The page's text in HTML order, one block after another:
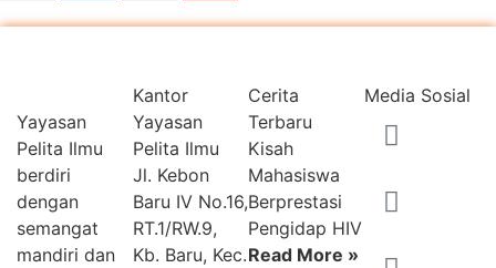
Yayasan
Pelita Ilmu
berdiri
dengan
semangat
mandiri dan
Kantor
Yayasan
Pelita Ilmu
Jl. Kebon
Baru IV No.16,
RT.1/RW.9,
Kb. Baru, Kec.
Cerita
Terbaru
Kisah
Mahasiswa
Berprestasi
Pengidap HIV
Read More »
Media Sosial